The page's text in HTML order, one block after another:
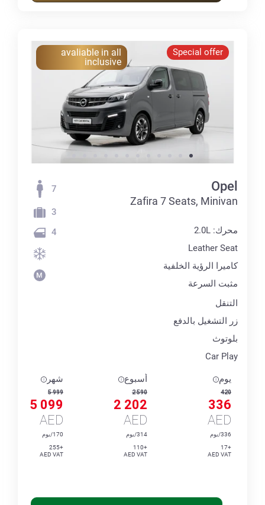
Special offer
avaliable in all
inclusive
Opel
Zafira 7 Seats, Minivan
محرك: 2.0L
Leather Seat
كاميرا الرؤية الخلفية
مثبت السرعة
التنقل
زر التشغيل بالدفع
بلوتوث
Car Play
7
3
4
يوم
420
336
AED
336/يوم
+17
AED VAT
أسبوع
2 590
2 202
AED
314/يوم
+110
AED VAT
شهر
5 999
5 099
AED
170/يوم
+255
AED VAT